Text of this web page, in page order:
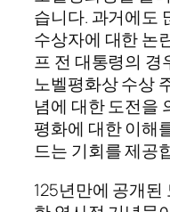
습니다. 과거에도
수상자에 대한 논
프 전 대통령의 경
노벨평화상 수상
념에 대한 도전을
평화에 대한 이해
드는 기회를 제공
125년만에 공개